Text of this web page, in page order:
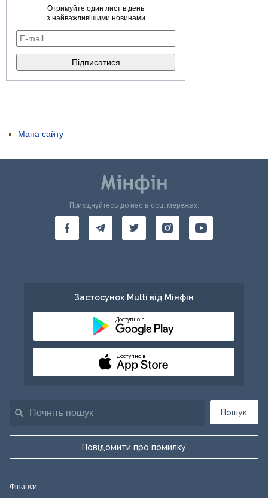
Отримуйте один лист в день
з найважливішими новинами
Мапа сайту
Пошук
Повідомити про помилку
Приєднуйтесь до нас в соц. мережах:
Застосунок Multi від Мінфін
Доступно в
Доступно в
Фінанси